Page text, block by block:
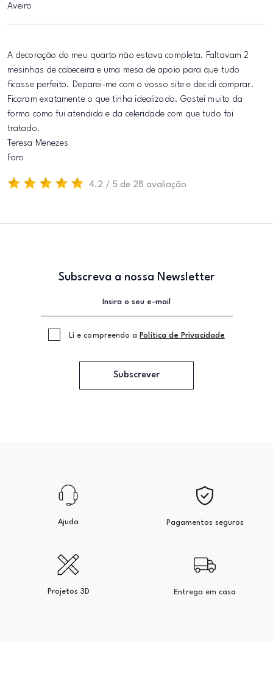
Aveiro
A decoração do meu quarto não estava completa. Faltavam 2
mesinhas de cabeceira e uma mesa de apoio para que tudo
ficasse perfeito. Deparei-me com o vosso site e decidi comprar.
Ficaram exatamente o que tinha idealizado. Gostei muito da
forma como fui atendida e da celeridade com que tudo foi
tratado.
Teresa Menezes
Faro
4.2 / 5 de 28 avaliação
Subscreva a nossa Newsletter
Li e compreendo a Politica de Privacidade
Subscrever
Ajuda Pagamentos seguros
Projetos 3D Entrega em casa